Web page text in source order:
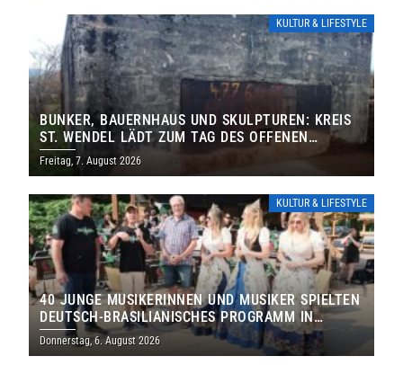
KULTUR & LIFESTYLE
BUNKER, BAUERNHAUS UND SKULPTUREN: KREIS
ST. WENDEL LÄDT ZUM TAG DES OFFENEN
DENKMALS EIN
Freitag, 7. August 2026
KULTUR & LIFESTYLE
40 JUNGE MUSIKERINNEN UND MUSIKER SPIELTEN
DEUTSCH-BRASILIANISCHES PROGRAMM IN
THOLEY
Donnerstag, 6. August 2026